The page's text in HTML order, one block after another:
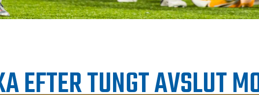
EFTER TUNGT AVSLUT